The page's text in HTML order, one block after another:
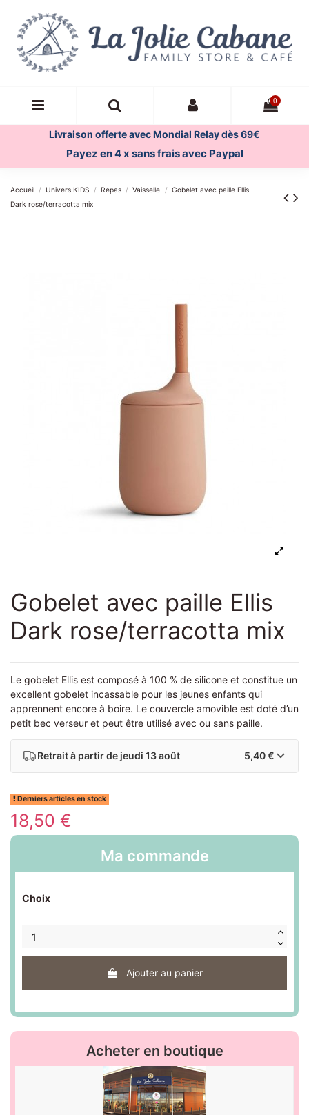
0
Livraison offerte avec Mondial Relay dès 69€
Payez en 4 x sans frais avec Paypal
Accueil Univers KIDS Repas Vaisselle
Gobelet avec paille Ellis
Dark rose/terracotta mix
Gobelet avec paille Ellis
Dark rose/terracotta mix
Le gobelet Ellis est composé à 100 % de silicone et constitue un
excellent gobelet incassable pour les jeunes enfants qui
apprennent encore à boire. Le couvercle amovible est doté d’un
petit bec verseur et peut être utilisé avec ou sans paille.
Retrait à partir dejeudi 13 août 5,40 €
Derniers articles en stock
18,50 €
Ma commande
Choix
Ajouter au panier
Acheter en boutique